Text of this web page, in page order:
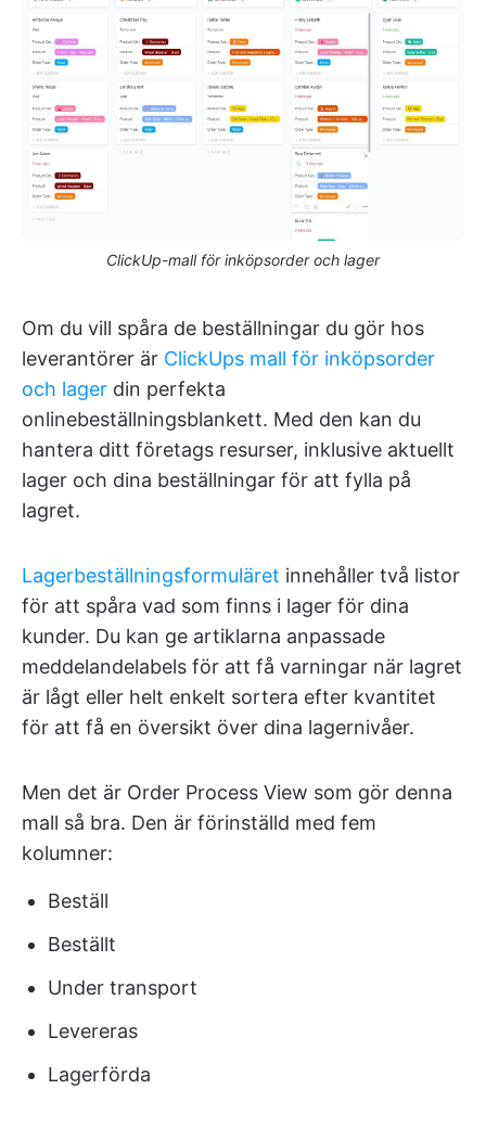
ClickUp-mall för inköpsorder och lager
Om du vill spåra de beställningar du gör hos
leverantörer är ClickUps mall för inköpsorder
och lager din perfekta
onlinebeställningsblankett. Med den kan du
hantera ditt företags resurser, inklusive aktuellt
lager och dina beställningar för att fylla på
lagret.
Lagerbeställningsformuläret innehåller två listor
för att spåra vad som finns i lager för dina
kunder. Du kan ge artiklarna anpassade
meddelandelabels för att få varningar när lagret
är lågt eller helt enkelt sortera efter kvantitet
för att få en översikt över dina lagernivåer.
Men det är Order Process View som gör denna
mall så bra. Den är förinställd med fem
kolumner:
Beställ
Beställt
Under transport
Levereras
Lagerförda